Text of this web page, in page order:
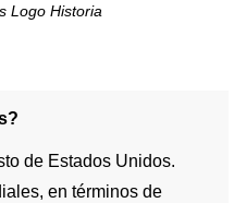
Logo Historia
de Estados Unidos.
en términos de